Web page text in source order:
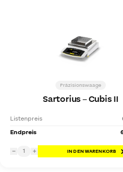
Präzisionswaage
Sartorius–Cubis II
Listenpreis
Endpreis
− 1 + IN DEN WARENKORB